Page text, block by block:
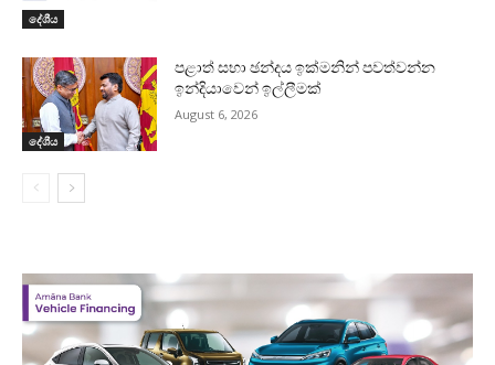
දේශීය
දේශීය
පළාත් සභා ඡන්දය ඉක්මනින් පවත්වන්න
ඉන්දියාවෙන් ඉල්ලීමක්
August 6, 2026